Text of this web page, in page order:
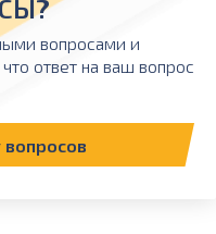
вопросами и
ответ на ваш вопрос
вопросов